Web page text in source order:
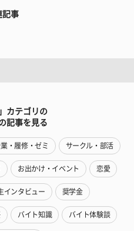
記事
カテゴリの
記事を見る
・履修・ゼミ サークル・部活
お出かけ・イベント 恋愛
インタビュー 奨学金
バイト知識 バイト体験談